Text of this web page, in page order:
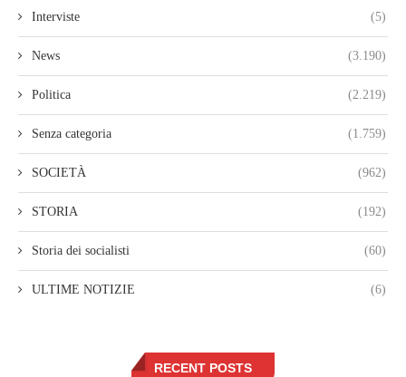
Interviste (5)
News (3.190)
Politica (2.219)
Senza categoria (1.759)
SOCIETÀ (962)
STORIA (192)
Storia dei socialisti (60)
ULTIME NOTIZIE (6)
RECENT POSTS